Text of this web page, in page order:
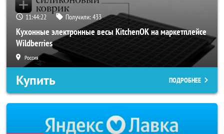
11:44:20 Получили:433
Кухонные электронные весы KitchenOK на маркетплейсе
Wildberries
Россия
Купить ПОДРОБНЕЕ